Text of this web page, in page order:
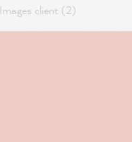
Images client (2)